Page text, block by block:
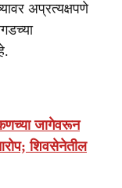
अप्रत्यक्षपणे
जागेवरून
शिवसेनेतील